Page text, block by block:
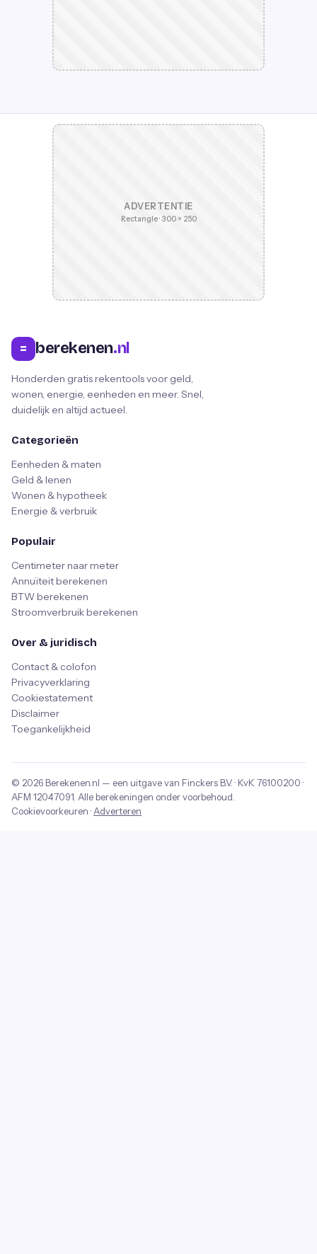
ADVERTENTIE
Rectangle · 300 × 250
= berekenen.nl
Honderden gratis rekentools voor geld,
wonen, energie, eenheden en meer. Snel,
duidelijk en altijd actueel.
Categorieën
Eenheden & maten
Geld & lenen
Wonen & hypotheek
Energie & verbruik
Populair
Centimeter naar meter
Annuïteit berekenen
BTW berekenen
Stroomverbruik berekenen
Over & juridisch
Contact & colofon
Privacyverklaring
Cookiestatement
Disclaimer
Toegankelijkheid
© 2026 Berekenen.nl — een uitgave van Finckers B.V. · KvK 76100200 ·
AFM 12047091 . Alle berekeningen onder voorbehoud.
Cookievoorkeuren · Adverteren